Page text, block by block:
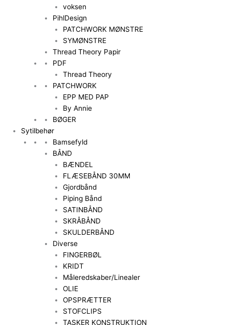
voksen
PihlDesign
PATCHWORK MØNSTRE
SYMØNSTRE
Thread Theory Papir
PDF
Thread Theory
PATCHWORK
EPP MED PAP
By Annie
BØGER
Sytilbehør
Bamsefyld
BÅND
BÆNDEL
FLÆSEBÅND 30MM
Gjordbånd
Piping Bånd
SATINBÅND
SKRÅBÅND
SKULDERBÅND
Diverse
FINGERBØL
KRIDT
Måleredskaber/Linealer
OLIE
OPSPRÆTTER
STOFCLIPS
TASKER KONSTRUKTION